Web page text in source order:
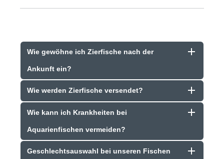
Wie gewöhne ich Zierfische nach der
Ankunft ein?
Wie werden Zierfische versendet?
Wie kann ich Krankheiten bei
Aquarienfischen vermeiden?
Geschlechtsauswahl bei unseren Fischen